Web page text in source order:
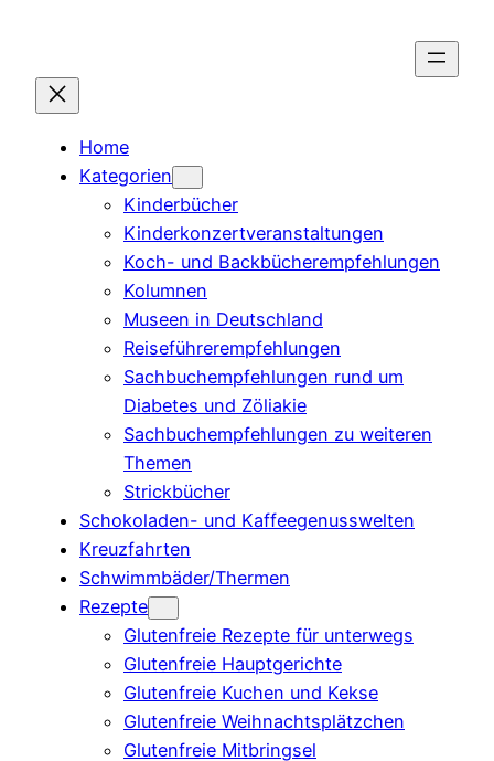
springen
Home
Kategorien
Kinderbücher
Kinderkonzertveranstaltungen
Koch- und Backbücherempfehlungen
Kolumnen
Museen in Deutschland
Reiseführerempfehlungen
Sachbuchempfehlungen rund um
Diabetes und Zöliakie
Sachbuchempfehlungen zu weiteren
Themen
Strickbücher
Schokoladen- und Kaffeegenusswelten
Kreuzfahrten
Schwimmbäder/Thermen
Rezepte
Glutenfreie Rezepte für unterwegs
Glutenfreie Hauptgerichte
Glutenfreie Kuchen und Kekse
Glutenfreie Weihnachtsplätzchen
Glutenfreie Mitbringsel